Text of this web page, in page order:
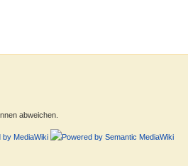
abweichen.